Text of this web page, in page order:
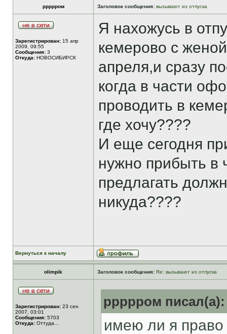
ррррром Заголовок сообщения: вызывают из отпуска
Зарегистрирован: 15 апр
2009, 09:55
Сообщения: 3
Откуда: НОВОСИБИРСК
Я нахожусь в
кемерово с
апреля,и сразу
когда в части
проводить в
где хочу????
И еще сегодня
нужно прибыть в
предлагать
никуда????
Вернуться к началу
olimpik Заголовок сообщения: Re: вызывают из отпуска
Зарегистрирован: 23 сен
2007, 03:01
Сообщения: 5703
Откуда: Оттуда...
ррррром писал(а):
имею ли я право